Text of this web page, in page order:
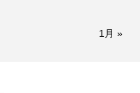
1月 »